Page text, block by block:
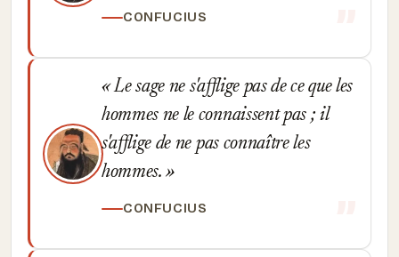
CONFUCIUS
Le sage ne s'afflige pas de ce que les
hommes ne le connaissent pas ; il
s'afflige de ne pas connaître les
hommes.
CONFUCIUS